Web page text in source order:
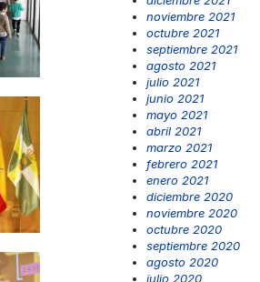
noviembre 2021
octubre 2021
septiembre 2021
agosto 2021
julio 2021
junio 2021
mayo 2021
abril 2021
marzo 2021
febrero 2021
enero 2021
diciembre 2020
noviembre 2020
octubre 2020
septiembre 2020
agosto 2020
julio 2020